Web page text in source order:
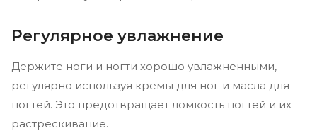
Регулярное увлажнение
Держите ноги и ногти хорошо увлажненными,
регулярно используя кремы для ног и масла для
ногтей. Это предотвращает ломкость ногтей и их
растрескивание.